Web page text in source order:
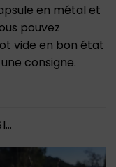
en métal et
pouvez
vide en bon état
consigne.